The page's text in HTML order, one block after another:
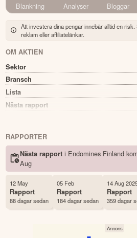
Blankning
Analyser Bloggar
Att investera dina pengar innebär alltid en
reklam eller affiliatelänkar.
OM AKTIEN
Sektor
Bransch
Lista
Nästa rapport
Status
Land
Första handelsdag
Antal ägare Avanza
Antal ägare Nordnet
RAPPORTER
Nästa rapporti Endomines Finland
Aug
12 May
Rapport
88 dagar sedan
05 Feb
Rapport
184 dagar sedan
14 Aug
Rapport
359 dagar